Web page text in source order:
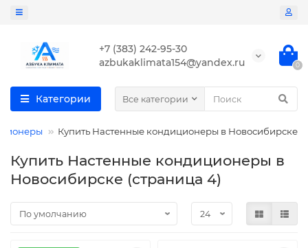
+7 (383) 242-95-30
azbukaklimata154@yandex.ru
0
Категории Все категории
Купить Настенные кондиционеры в Новосибирске
Купить Настенные кондиционеры в
Новосибирске (страница 4)